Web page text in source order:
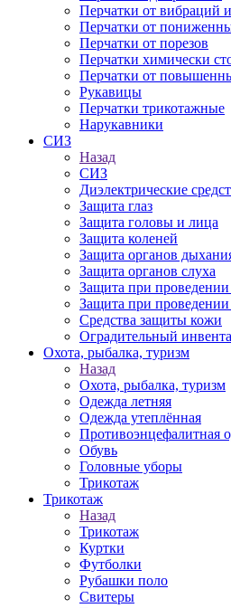
Перчатки от вибраций
Перчатки от
Перчатки от порезов
Перчатки химически
Перчатки от
Рукавицы
Перчатки трикотажные
Нарукавники
СИЗ
Назад
СИЗ
Диэлектрические
Защита глаз
Защита головы и лица
Защита коленей
Защита органов
Защита органов слуха
Защита при
Защита при
Средства защиты кожи
Оградительный
Охота, рыбалка, туризм
Назад
Охота, рыбалка, туризм
Одежда летняя
Одежда утеплённая
Противоэнцефалитная
Обувь
Головные уборы
Трикотаж
Трикотаж
Назад
Трикотаж
Куртки
Футболки
Рубашки поло
Свитеры